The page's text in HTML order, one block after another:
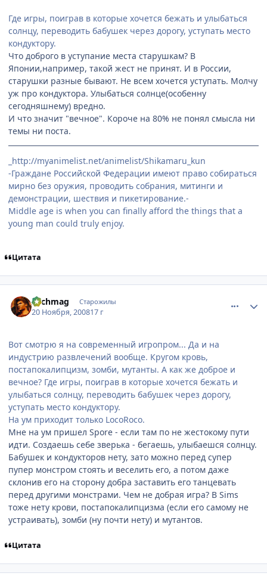
Где игры, поиграв в которые хочется бежать и улыбаться
солнцу, переводить бабушек через дорогу, уступать место
кондуктору.
Что доброго в уступание места старушкам? В
Японии,например, такой жест не принят. И в России,
старушки разные бывают. Не всем хочется уступать. Молчу
уж про кондуктора. Улыбаться солнце(особенну
сегодняшнему) вредно.
И что значит "вечное". Короче на 80% не понял смысла ни
темы ни поста.
_http://myanimelist.net/animelist/Shikamaru_kun
-Граждане Российской Федерации имеют право собираться
мирно без оружия, проводить собрания, митинги и
демонстрации, шествия и пикетирование.-
Middle age is when you can finally afford the things that a
young man could truly enjoy.
Цитата
Archmag Старожилы
20 Ноября, 200817 г
Вот смотрю я на современный игропром... Да и на
индустрию развлечений вообще. Кругом кровь,
постапокалипцизм, зомби, мутанты. А как же доброе и
вечное? Где игры, поиграв в которые хочется бежать и
улыбаться солнцу, переводить бабушек через дорогу,
уступать место кондуктору.
На ум приходит только LocoRoco.
Мне на ум пришел Spore - если там по не жестокому пути
идти. Создаешь себе зверька - бегаешь, улыбаешся солнцу.
Бабушек и кондукторов нету, зато можно перед супер
пупер монстром стоять и веселить его, а потом даже
склонив его на сторону добра заставить его танцевать
перед другими монстрами. Чем не добрая игра? В Sims
тоже нету крови, постапокалипцизма (если его самому не
устраивать), зомби (ну почти нету) и мутантов.
Цитата